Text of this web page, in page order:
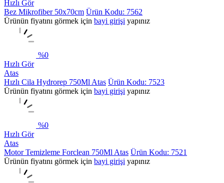
Hızlı Gör
Bez Mikrofiber 50x70cm Ürün Kodu: 7562
Ürünün fiyatını görmek için bayi girişi yapınız
%0
Hızlı Gör
Atas
Hızlı Cila Hydrorep 750Ml Atas Ürün Kodu: 7523
Ürünün fiyatını görmek için bayi girişi yapınız
%0
Hızlı Gör
Atas
Motor Temizleme Forclean 750Ml Atas Ürün Kodu: 7521
Ürünün fiyatını görmek için bayi girişi yapınız